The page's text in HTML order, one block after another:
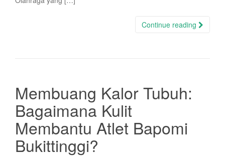
Continue reading
Membuang Kalor Tubuh:
Bagaimana Kulit
Membantu Atlet Bapomi
Bukittinggi?